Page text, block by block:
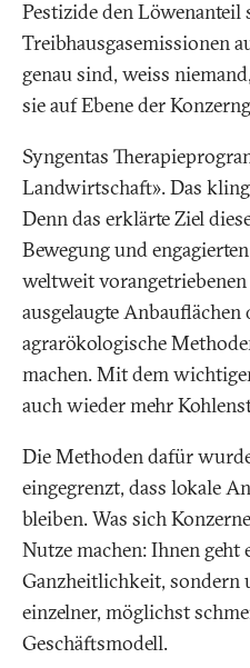
Pestizide den Löwenanteil
Treibhausgasemissionen
genau sind, weiss
sie auf Ebene der
Syngentas
Landwirtschaft». Das
Denn das erklärte Ziel
Bewegung und
weltweit vorangetriebenen
ausgelaugte
agrarökologische
machen. Mit dem
auch wieder mehr
Die Methoden dafür
eingegrenzt, dass lokale
bleiben. Was sich
Nutze machen: Ihnen geht
Ganzheitlichkeit, sondern
einzelner, möglichst
Geschäftsmodell.